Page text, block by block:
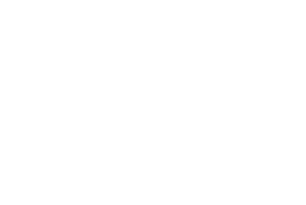
50 m), plážový volejbal a stolní tenis (případně za poplatek). Půjčovna kol.
animační program pro děti.
služby jsou závislé na ročním období a na místních klimatických
a satelit.TV s plochou obrazovkou a také centrálně řízenou